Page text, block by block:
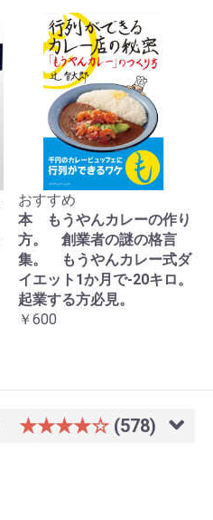
おすすめ
本 もうやんカレーの作り
方。 創業者の謎の格言
集。 もうやんカレー式ダ
イエット1か月で-20キロ。
起業する方必見。
￥600
★★★★☆ (578)